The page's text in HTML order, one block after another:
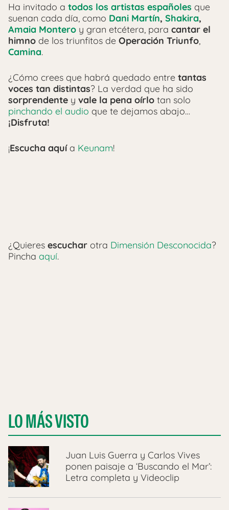
Ha invitado a todos los artistas españoles que
suenan cada día, como Dani Martín, Shakira,
Amaia Montero y gran etcétera, para cantar el
himno de los triunfitos de Operación Triunfo,
Camina.
¿Cómo crees que habrá quedado entre tantas
voces tan distintas? La verdad que ha sido
sorprendente y vale la pena oírlo tan solo
pinchando el audio que te dejamos abajo…
¡Disfruta!
¡Escucha aquía Keunam!
¿Quieres escuchar otra Dimensión Desconocida?
Pincha aquí.
LO MÁS VISTO
Juan Luis Guerra y Carlos Vives
ponen paisaje a ‘Buscando el Mar’:
Letra completa y Videoclip